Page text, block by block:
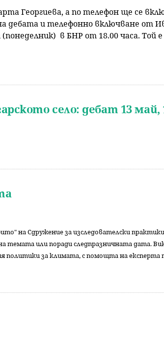
Георгиева, а по телефон ще се
дебата и телефонно включване от
в БНР от 18.00 часа. Той
село: дебат 13 май,
на Сдружение за изследователски
темата или поради следпразничната дата.
политики за климата, с помощта на